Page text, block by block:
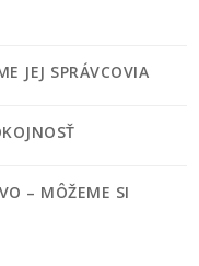
JEJ SPRÁVCOVIA
– MÔŽEME SI